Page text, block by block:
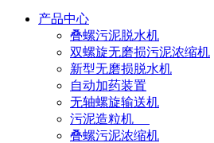
产品中心
叠螺污泥脱水机
双螺旋无磨损污泥浓缩机
新型无磨损脱水机
自动加药装置
无轴螺旋输送机
污泥造粒机
叠螺污泥浓缩机